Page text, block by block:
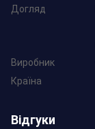
Догляд
Виробник
Країна
Відгуки